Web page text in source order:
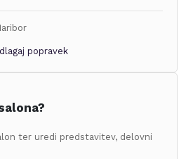
popravek
ter uredi predstavitev, delovni